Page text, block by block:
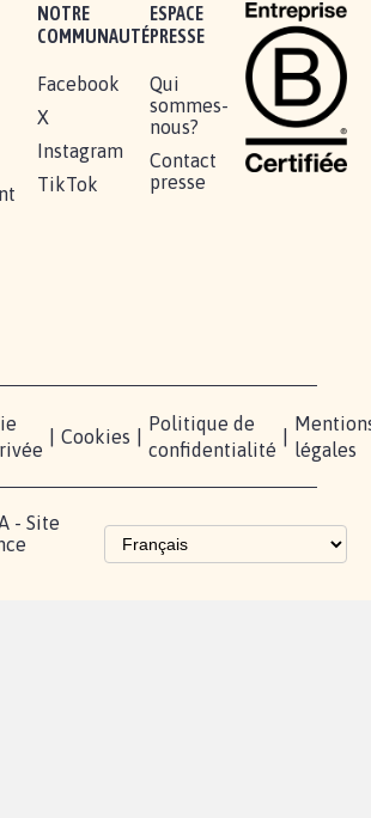
NOTRE
COMMUNAUTÉ
Facebook
X
Instagram
TikTok
ESPACE
PRESSE
Qui
sommes-
nous?
Contact
presse
Cookies
Politique de
confidentialité
légales
- Site